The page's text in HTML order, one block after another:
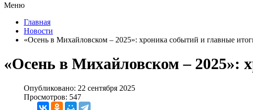
Меню
Главная
Новости
«Осень в Михайловском – 2025»: хроника событий и главные
«Осень в Михайловском – 2025»:
Опубликовано: 22 сентября 2025
Просмотров: 547